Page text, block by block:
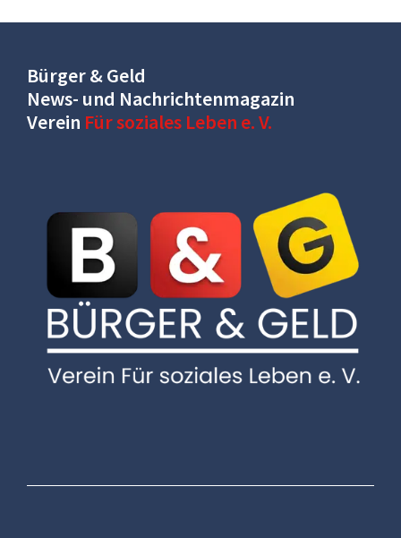
Bürger & Geld
News- und Nachrichtenmagazin
Verein Für soziales Leben e. V.